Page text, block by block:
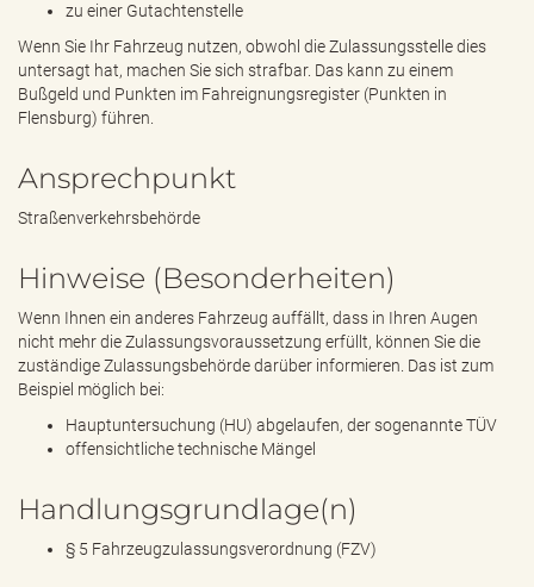
zu einer Gutachtenstelle
Wenn Sie Ihr Fahrzeug nutzen, obwohl die Zulassungsstelle dies
untersagt hat, machen Sie sich strafbar. Das kann zu einem
Bußgeld und Punkten im Fahreignungsregister (Punkten in
Flensburg) führen.
Ansprechpunkt
Straßenverkehrsbehörde
Hinweise (Besonderheiten)
Wenn Ihnen ein anderes Fahrzeug auffällt, dass in Ihren Augen
nicht mehr die Zulassungsvoraussetzung erfüllt, können Sie die
zuständige Zulassungsbehörde darüber informieren. Das ist zum
Beispiel möglich bei:
Hauptuntersuchung (HU) abgelaufen, der sogenannte TÜV
offensichtliche technische Mängel
Handlungsgrundlage(n)
§ 5 Fahrzeugzulassungsverordnung (FZV)